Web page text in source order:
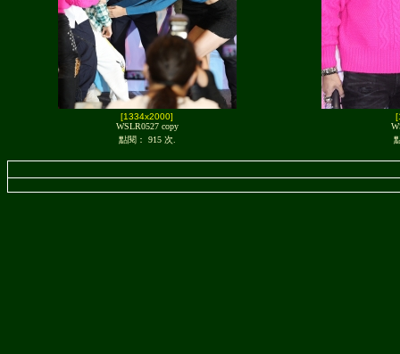
[1334x2000]
WSLR0527 copy
點閱： 915 次.